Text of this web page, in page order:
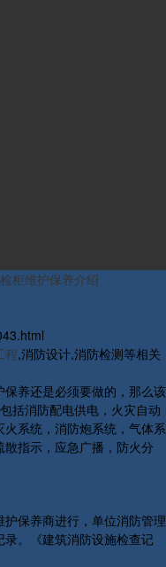
柜维护保养介绍
程,消防设计,消防检测等相关
养还是必须要做的，那么该
括消防配电供电，火灾自动
系统，消防炮系统，气体系
指示，应急广播，防火分
保养商进行，单位消防管理
。《建筑消防设施检查记